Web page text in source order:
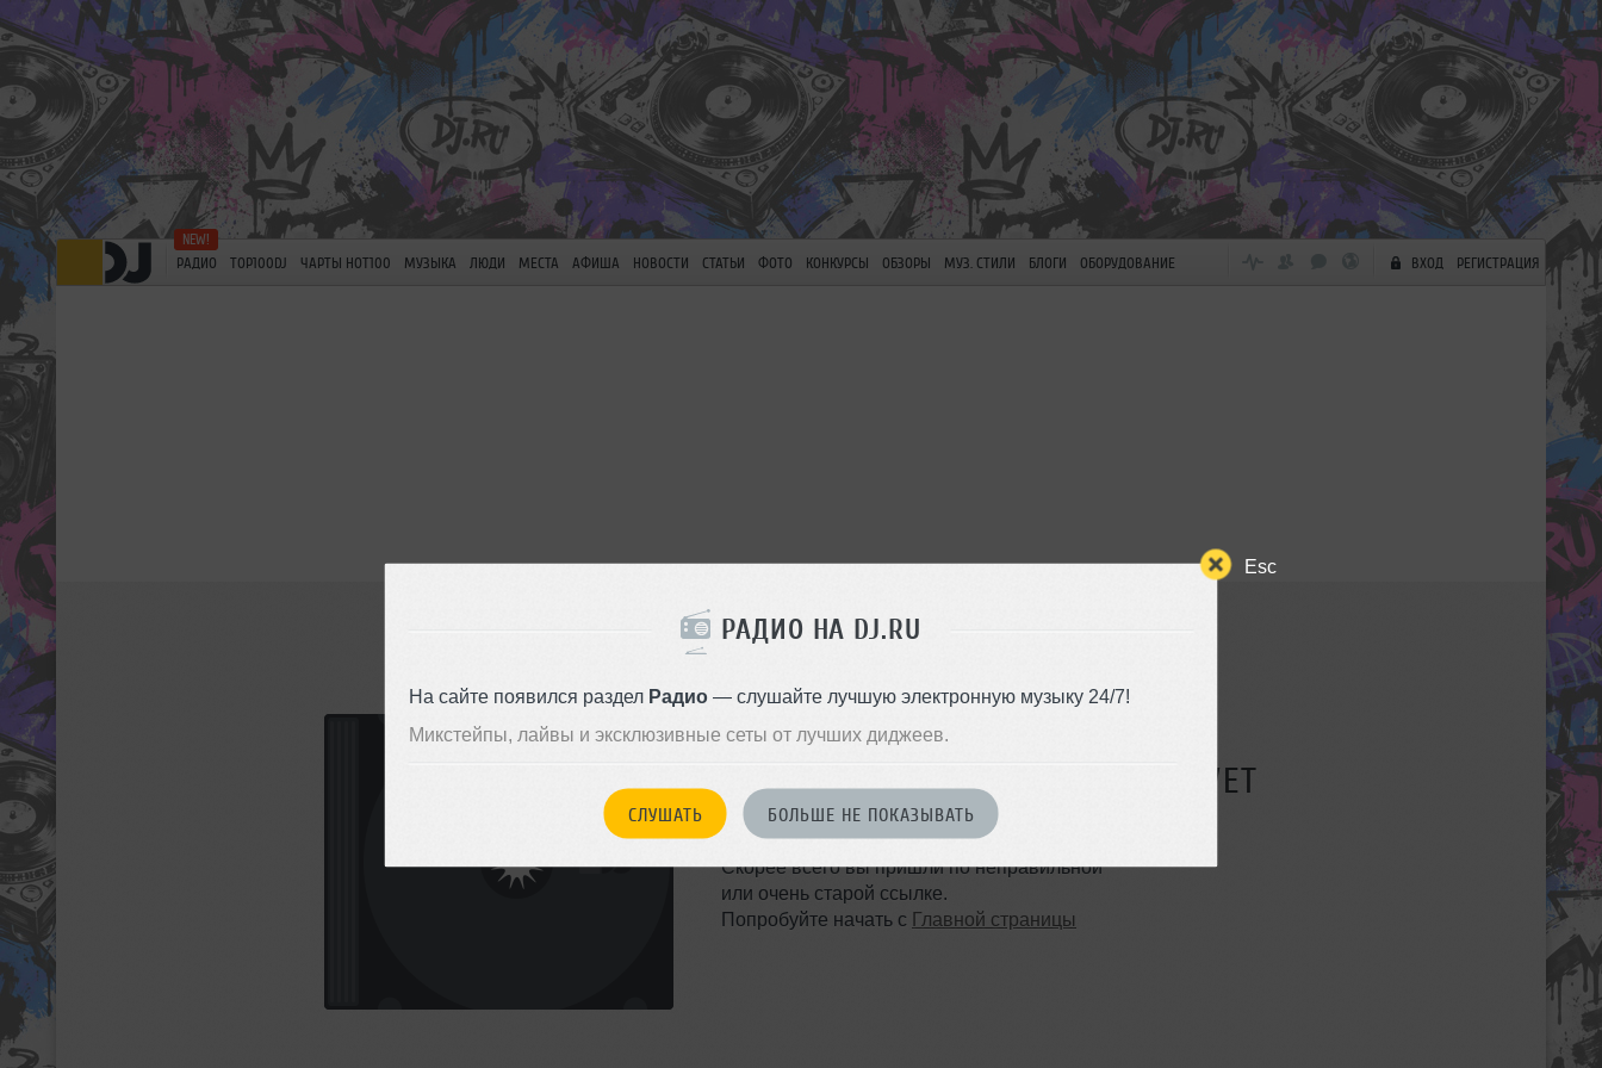
Esc
РАДИО НА DJ.RU
На сайте появился раздел Радио— слушайте лучшую электронную музыку 24/7!
Микстейпы, лайвы и эксклюзивные сеты от лучших диджеев.
СЛУШАТЬ БОЛЬШЕ НЕ ПОКАЗЫВАТЬ
РАДИО TOP100DJ ЧАРТЫ HOT100 МУЗЫКА ЛЮДИ МЕСТА АФИША НОВОСТИ СТАТЬИ ФОТО КОНКУРСЫ ОБЗОРЫ МУЗ. СТИЛИ БЛОГИ ОБОРУДОВАНИЕ ВХОД РЕГИСТРАЦИЯ
ТАКОЙ СТРАНИЦЫ НЕ СУЩЕСТВУЕТ
Ошибка 404
Скорее всего вы пришли по неправильной
или очень старой ссылке.
Попробуйте начать с Главной страницы